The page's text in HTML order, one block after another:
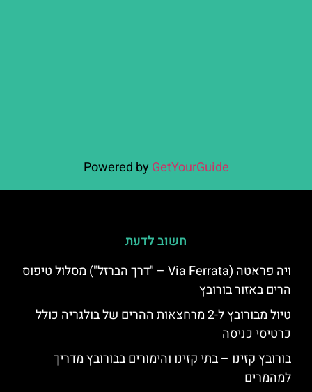
Powered by GetYourGuide
חשוב לדעת
ויה פראטה (Via Ferrata – "דרך הברזל") מסלול טיפוס
הרים באזור בורובץ
טיול מבורובץ ל-2 מרחצאות ההרים של בולגריה כולל
כרטיסי כניסה
בורובץ קזינו – בתי קזינו והימורים בבורובץ מדריך
למהמרים